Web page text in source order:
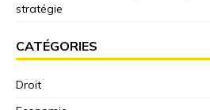
stratégie
CATÉGORIES
Droit